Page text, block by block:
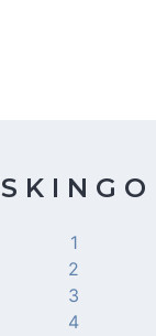
S K I N G O
1
2
3
4